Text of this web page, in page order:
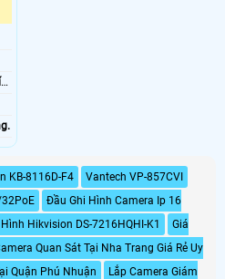
KB-8116D-F4
Vantech VP-857CVI
Đầu Ghi Hình Camera Ip 16
Hikvision DS-7216HQHI-K1
Giá
Quan Sát Tại Nha Trang Giá Rẻ Uy
Quận Phú Nhuận
Lắp Camera Giám